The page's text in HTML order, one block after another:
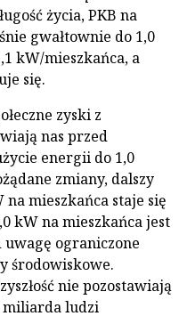
życia, PKB na
gwałtownie do 1,0
kW/mieszkańca, a
się.
zyski z
nas przed
energii do 1,0
zmiany, dalszy
mieszkańca staje się
kW na mieszkańca jest
ograniczone
środowiskowe.
nie pozostawiają
miliarda ludzi